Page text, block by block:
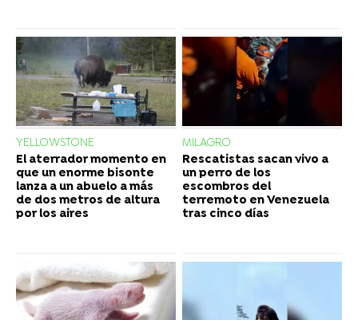
YELLOWSTONE
El aterrador momento en
que un enorme bisonte
lanza a un abuelo a más
de dos metros de altura
por los aires
MILAGRO
Rescatistas sacan vivo a
un perro de los
escombros del
terremoto en Venezuela
tras cinco días